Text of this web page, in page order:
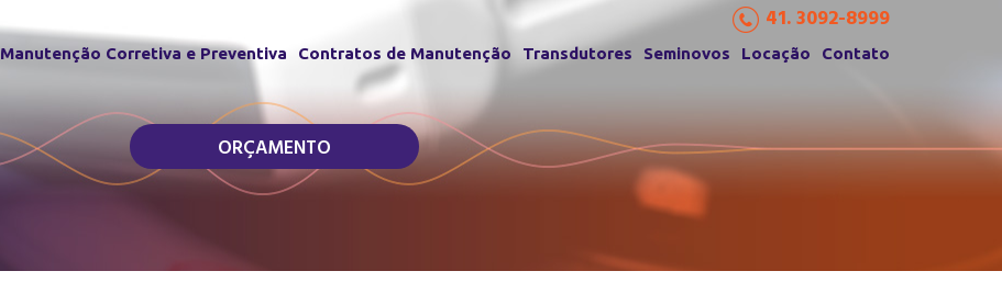
41. 3092-8999
Manutenção Corretiva e Preventiva Contratos de Manutenção Transdutores Seminovos Locação Contato
ORÇAMENTO